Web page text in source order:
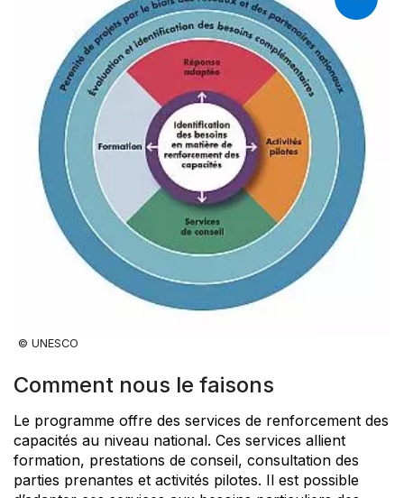
© UNESCO
Comment nous le faisons
Le programme offre des services de renforcement des
capacités au niveau national. Ces services allient
formation, prestations de conseil, consultation des
parties prenantes et activités pilotes. Il est possible